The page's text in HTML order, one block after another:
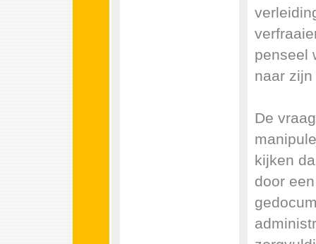
penseel
naar
De
kijken
door